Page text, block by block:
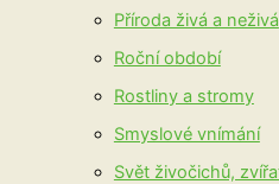
Příroda živá a neživá
Roční období
Rostliny a stromy
Smyslové vnímání
Svět živočichů,